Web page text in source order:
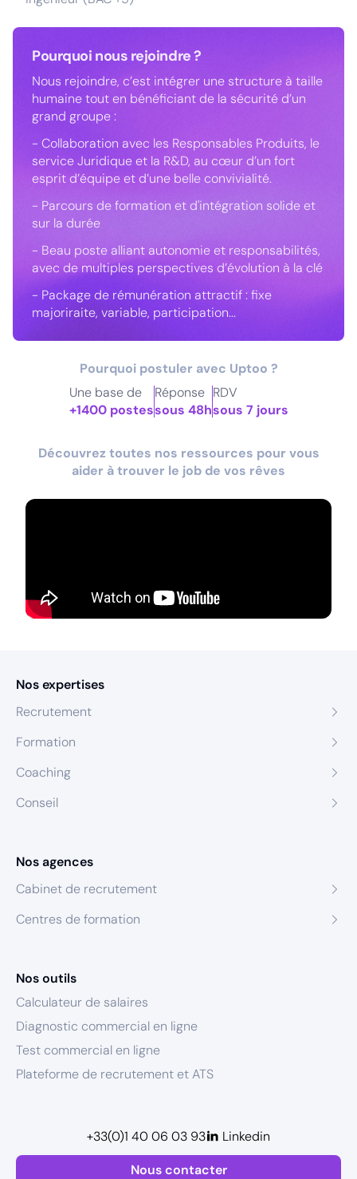
Pourquoi nous rejoindre ?
Nous rejoindre, c’est intégrer une structure à taille
humaine tout en bénéficiant de la sécurité d’un
grand groupe :
- Collaboration avec les Responsables Produits, le
service Juridique et la R&D, au cœur d’un fort
esprit d’équipe et d’une belle convivialité.
- Parcours de formation et d'intégration solide et
sur la durée
- Beau poste alliant autonomie et responsabilités,
avec de multiples perspectives d’évolution à la clé
- Package de rémunération attractif : fixe
majoriraite, variable, participation...
Pourquoi postuler avec Uptoo ?
Une base de
+1400 postes
Réponse
sous 48h
RDV
sous 7 jours
Découvrez toutes nos ressources pour vous
aider à trouver le job de vos rêves
Nos expertises
Recrutement
Formation
Coaching
Conseil
Nos agences
Cabinet de recrutement
Centres de formation
Nos outils
Calculateur de salaires
Diagnostic commercial en ligne
Test commercial en ligne
Plateforme de recrutement et ATS
Nous contacter
+33(0)1 40 06 03 93 Linkedin